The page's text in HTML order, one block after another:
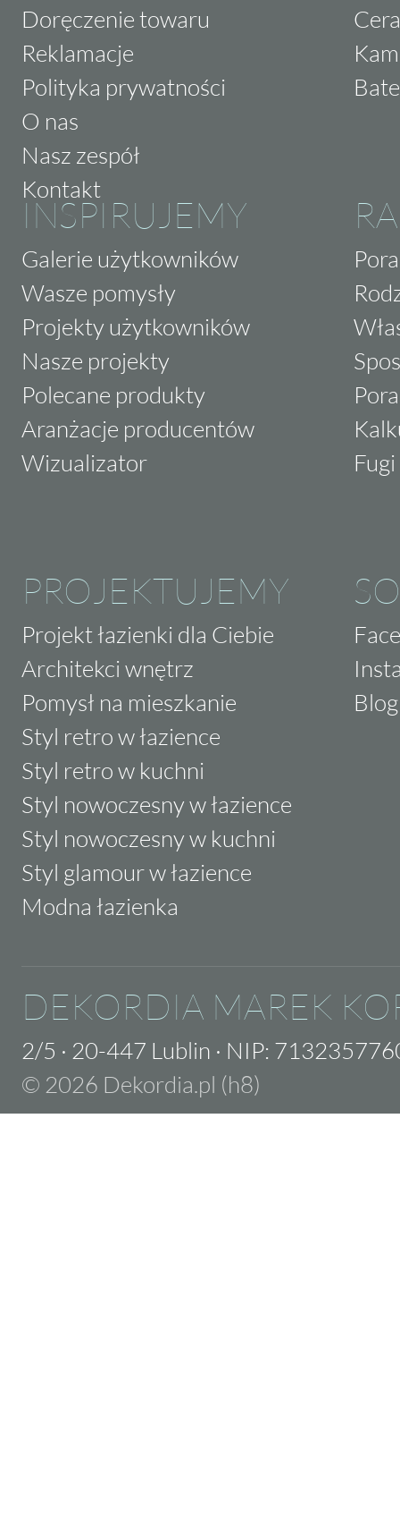
Doręczenie towaru
Reklamacje
Polityka prywatności
O nas
Nasz zespół
Kontakt
INSPIRUJEMY
Galerie użytkowników
Wasze pomysły
Projekty użytkowników
Nasze projekty
Polecane produkty
Aranżacje producentów
Wizualizator
PROJEKTUJEMY
Projekt łazienki dla Ciebie
Architekci wnętrz
Pomysł na mieszkanie
Styl retro w łazience
Styl retro w kuchni
Styl nowoczesny w łazience
Styl nowoczesny w kuchni
Styl glamour w łazience
Modna łazienka
Blog
DEKORDIA MAREK
2/5 · 20-447 Lublin · NIP:
© 2026 Dekordia.pl (h8)